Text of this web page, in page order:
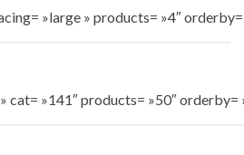
»large » products= »4″ orderby=
cat= »141″ products= »50″ orderby=